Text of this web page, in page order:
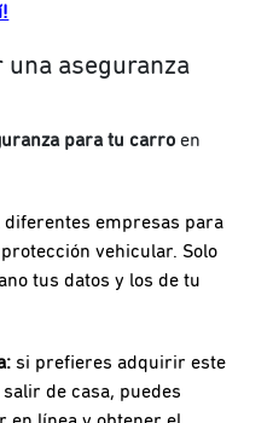
una aseguranza
para tu carro en
diferentes empresas para
vehicular. Solo
tus datos y los de tu
si prefieres adquirir este
de casa, puedes